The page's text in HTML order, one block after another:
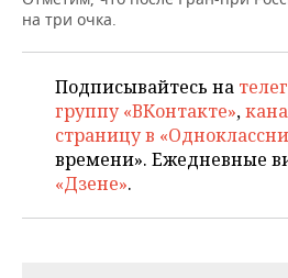
НЕФТЬ
ОПК
ЭНЕРГЕТИКА
РОЗНИЧНАЯ ТОРГОВЛЯ
УСЛУГИ
НОВОСТИ ТЕХНОЛОГИЙ
МЕДИА
ТЕЛЕКОММУНИКАЦИИ
МЕРОПРИЯТИЯ
ВЫЕЗДНАЯ РЕДАКЦИЯ
БИЗНЕС-БРАНЧИ
ONLINE-КОНФЕРЕНЦИИ
НОВОСТИ СПОРТА
ФУТБОЛ
ХОККЕЙ
ОБЩЕСТВО
НОВОСТИ ОБЩЕСТВА
ВЛАСТЬ
ФОТОГАЛЕРЕЯ
СЮЖЕТЫ
на три очка.
Подписывайтесь на
группу «ВКонтакте»,
страницу в
времени». Ежедневные
«Дзене».